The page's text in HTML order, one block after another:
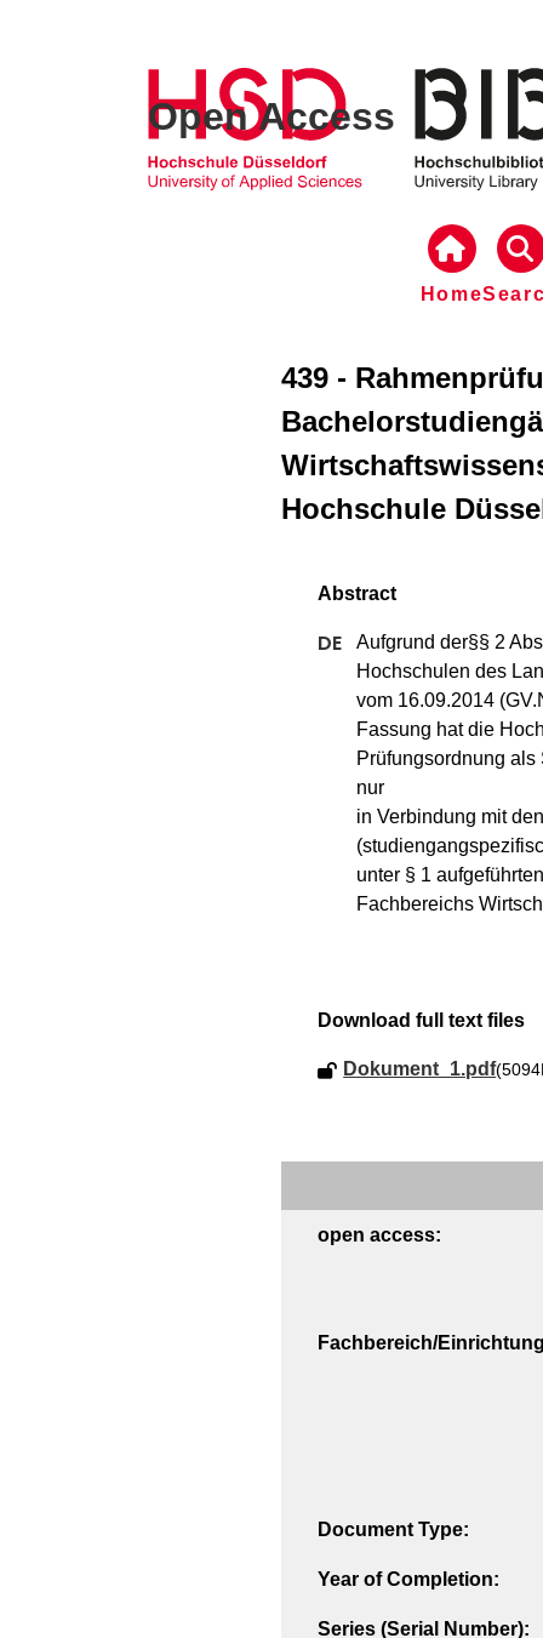
Open Access
Home
439 -
Hochschule
Aufgrund der§§ 2
Hochschulen des
vom 16.09.2014
Fassung hat die
Prüfungsordnung
nur
in Verbindung mit
unter § 1
Fachbereichs
Download full text files
Dokument_1.pdf
open access:
Fachbereich/
Document Type:
Year of Completion:
Series (Serial Number):